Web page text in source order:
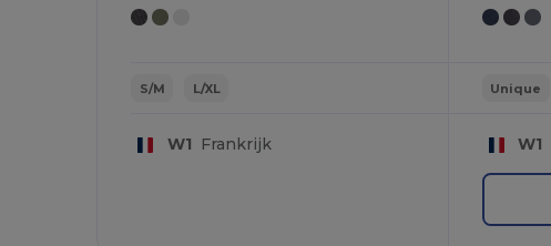
S/M L/XL
W1 Frankrijk
Unique
W1